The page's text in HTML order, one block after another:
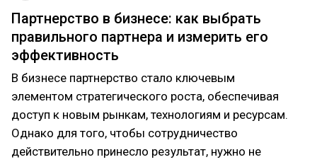
Партнерство в бизнесе: как выбрать
правильного партнера и измерить его
эффективность
В бизнесе партнерство стало ключевым
элементом стратегического роста, обеспечивая
доступ к новым рынкам, технологиям и ресурсам.
Однако для того, чтобы сотрудничество
действительно принесло результат, нужно не